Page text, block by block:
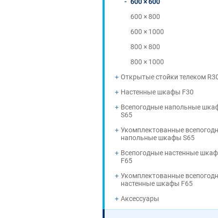
600 × 800
600 × 1000
800 × 800
800 × 1000
Открытые стойки телеком
Настенные шкафы F30
Всепогодные напольные
S65
Укомплектованные
напольные шкафы S65
Всепогодные настенные
F65
Укомплектованные
настенные шкафы F65
Аксессуары